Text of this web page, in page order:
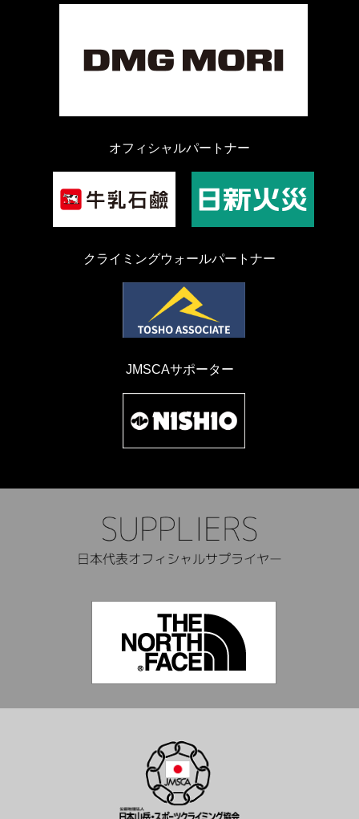
オフィシャルパートナー
クライミングウォールパートナー
JMSCAサポーター